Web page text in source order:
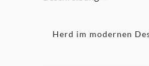
Herd im modernen